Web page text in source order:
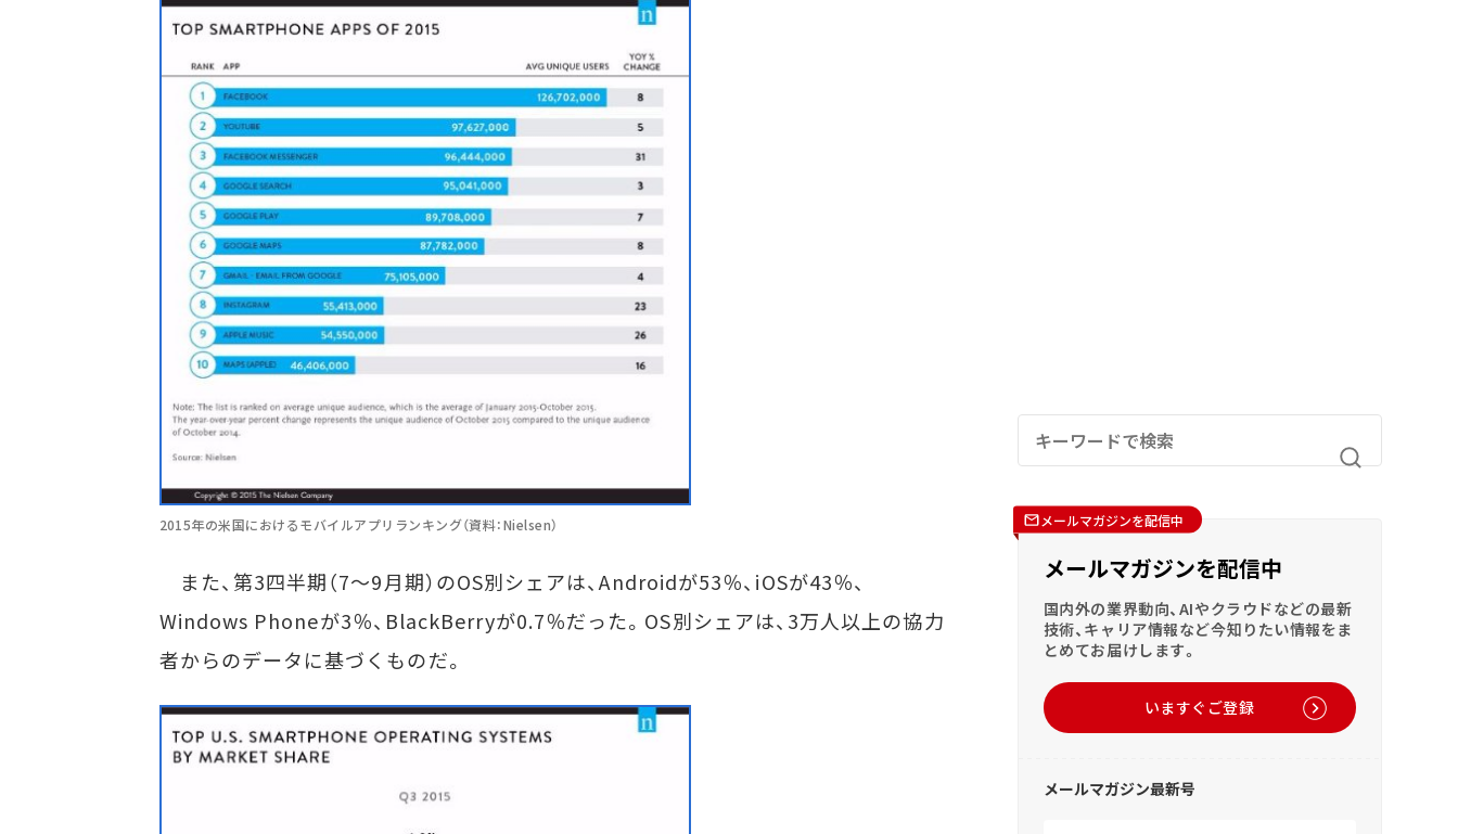
2015年の米国におけるモバイルアプリランキング（資料：Nielsen）
また、第3四半期（7～9月期）のOS別シェアは、Androidが53％、iOSが43％、
Windows Phoneが3％、BlackBerryが0.7％だった。OS別シェアは、3万人以上の協力
者からのデータに基づくものだ。
メールマガジンを配信中
メールマガジンを配信中
国内外の業界動向、AIやクラウドなどの最新
技術、キャリア情報など今知りたい情報をま
とめてお届けします。
いますぐご登録
メールマガジン最新号